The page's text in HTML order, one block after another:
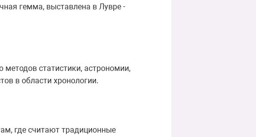
гемма, выставлена в Лувре -
статистики, астрономии,
в области хронологии.
где считают традиционные